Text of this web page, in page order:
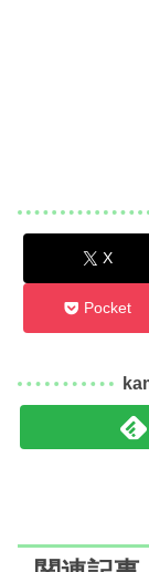
X
Pocket